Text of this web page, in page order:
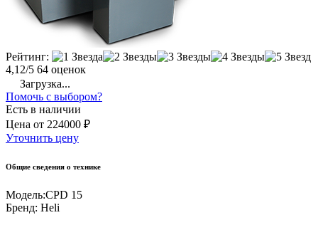
Рейтинг:
4,12/5 64 оценок
Загрузка...
Помочь с выбором?
Есть в наличии
Цена от 224000 ₽
Уточнить цену
Общие сведения о технике
Модель:CPD 15
Бренд: Heli